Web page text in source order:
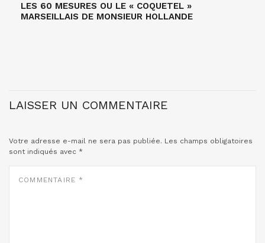
LES 60 MESURES OU LE « COQUETEL »
MARSEILLAIS DE MONSIEUR HOLLANDE
LAISSER UN COMMENTAIRE
Votre adresse e-mail ne sera pas publiée. Les champs obligatoires
sont indiqués avec *